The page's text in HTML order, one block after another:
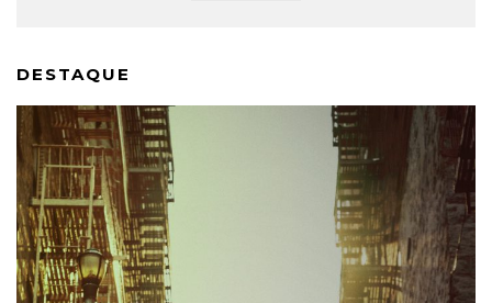
DESTAQUE